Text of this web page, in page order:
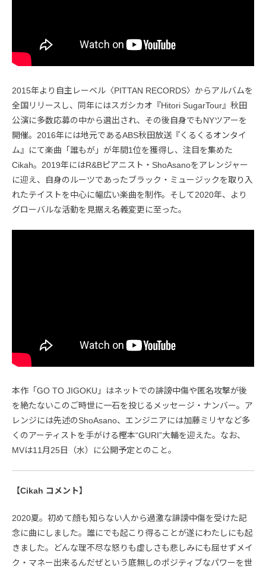
2015年より自主レーベル〈PITTAN RECORDS〉からアルバムを
全国リリースし、同年にはスガシカオ『Hitori SugarTour』秋田
公演に多数応募の中から選出され、その後自身でもNYツアーを
開催。2016年には地元であるABS秋田放送『くるくるオンタイ
ム』にて楽曲「誰もが」が年間1位を獲得し、注目を集めた
Cikah。2019年にはR&Bピアニスト・ShoAsanoをアレンジャー
に迎え、自身のルーツであったブラック・ミュージックを取り入
れたテイストを中心に幅広い楽曲を制作。そして2020年、より
グローバルな活動を見据え名義変更に至った。
本作「GO TO JIGOKU」はネットでの誹謗中傷や匿名攻撃が後
を絶たないこのご時世に一石を投じるメッセージ・ナンバー。ア
レンジには先述のShoAsano、エンジニアには加藤ミリヤなど多
くのアーティストを手がける樫本“GURI”大輔を迎えた。なお、
MVは11月25日（水）に公開予定とのこと。
【Cikah コメント】
2020夏。初めて顔も知らない人から過激な誹謗中傷を受けた記
念に曲にしました。誰にでも起こり得ることが遂にわたしにも起
きました。どんな理不尽な怒りも虚しさも悲しみにも屈せずメイ
ク・マネー出来るんだぜという底無しのポジティブなパワーを世